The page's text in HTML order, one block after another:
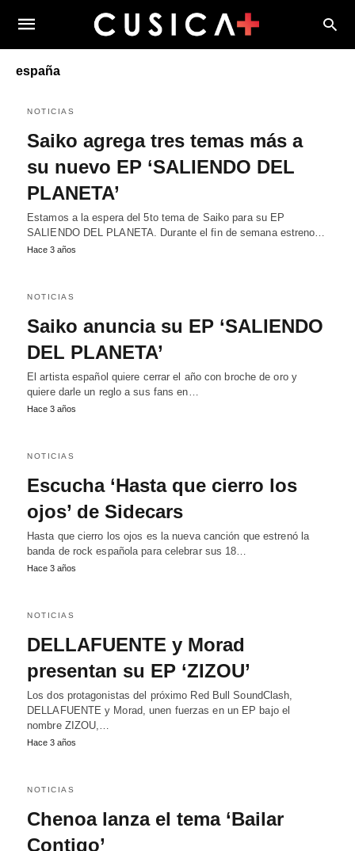
españa
NOTICIAS
Saiko agrega tres temas más a
su nuevo EP ‘SALIENDO DEL
PLANETA’
Estamos a la espera del 5to tema de Saiko para su EP
SALIENDO DEL PLANETA. Durante el fin de semana estreno…
Hace 3 años
NOTICIAS
Saiko anuncia su EP ‘SALIENDO
DEL PLANETA’
El artista español quiere cerrar el año con broche de oro y
quiere darle un reglo a sus fans en…
Hace 3 años
NOTICIAS
Escucha ‘Hasta que cierro los
ojos’ de Sidecars
Hasta que cierro los ojos es la nueva canción que estrenó la
banda de rock española para celebrar sus 18…
Hace 3 años
NOTICIAS
DELLAFUENTE y Morad
presentan su EP ‘ZIZOU’
Los dos protagonistas del próximo Red Bull SoundClash,
DELLAFUENTE y Morad, unen fuerzas en un EP bajo el
nombre ZIZOU,…
Hace 3 años
NOTICIAS
Chenoa lanza el tema ‘Bailar
Contigo’